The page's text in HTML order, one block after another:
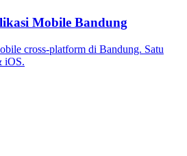
Mobile Bandung
cross-platform di Bandung. Satu
iOS.